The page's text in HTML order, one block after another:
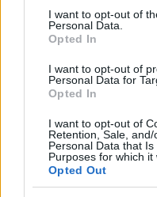
consent section.
I want to opt-out of
Personal Data.
Opted In
I want to opt-out of
Personal Data for
Opted In
I want to opt-out of
Retention, Sale,
Personal Data that
Purposes for which it
Opted Out